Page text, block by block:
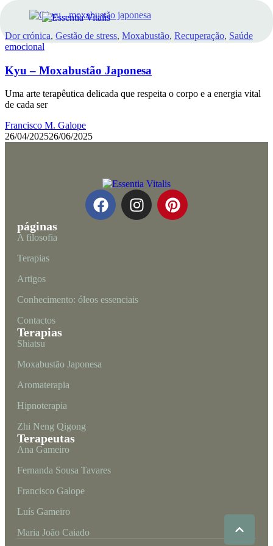
Dor crónica, Gestão de stress, Moxabustão, Recuperação, Saúde
emocional
Kyu – Moxabustão Japonesa
Uma arte terapêutica delicada que respeita o corpo e a energia vital
de cada ser
Francisco M. Galope
26/04/202526/06/2025
páginas
A filosofia
Terapias
Artigos
Conhecimento: óleos essenciais
Contactos
Terapias
Shiatsu
Moxabustão Japonesa
Aromaterapia
Hipnoterapia
Zhi Neng Qigong
Terapeutas
Ana Gameiro
Fernanda Sousa Tavares
Francisco Galope
Luís Gameiro
Maria João Caiado